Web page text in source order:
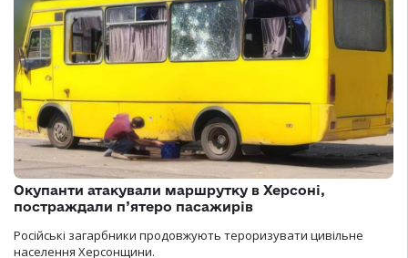
Окупанти атакували маршрутку в Херсоні,
постраждали п’ятеро пасажирів
Російські загарбники продовжують тероризувати цивільне
населення Херсонщини.